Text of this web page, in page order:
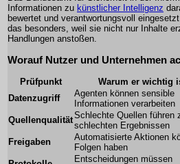
Informationen zu künstlicher Intelligenz
bewertet und verantwortungsvoll
das besonders, weil sie nicht nur Inhalte
Handlungen anstoßen.
Worauf Nutzer und Unternehmen
Prüfpunkt Warum er wichtig
Datenzugriff
Agenten können sensible
Informationen verarbeiten
QuellenqualitätSchlechte Quellen führen
schlechten Ergebnissen
Freigaben
Automatisierte Aktionen
Folgen haben
Entscheidungen müssen